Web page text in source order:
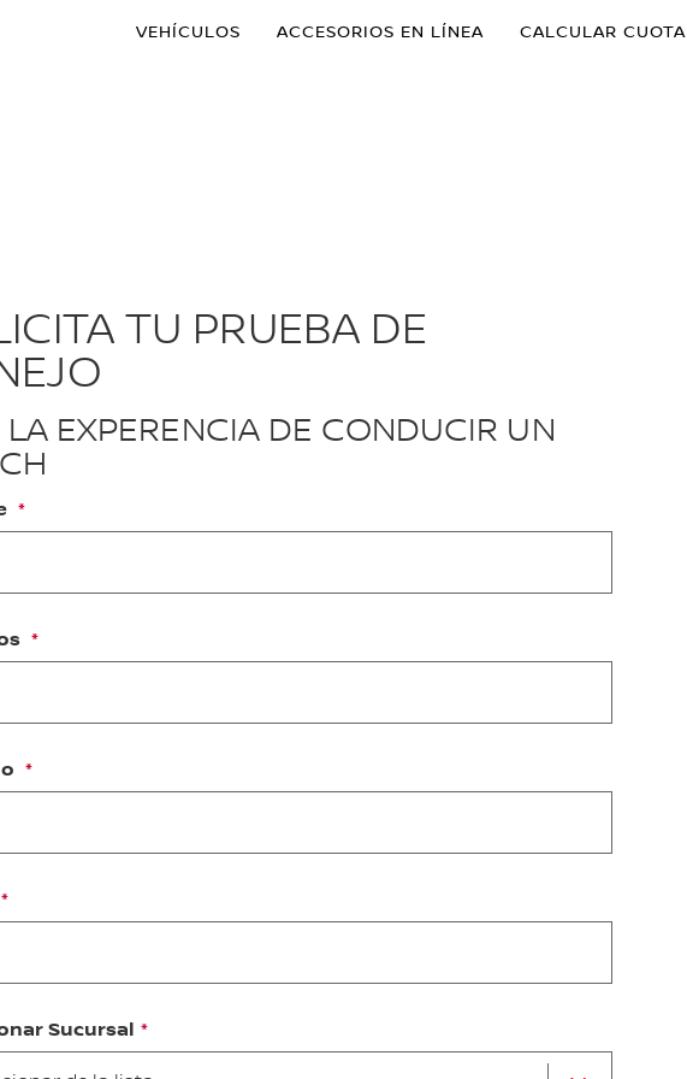
VEHÍCULOS ACCESORIOS EN LÍNEA CALCULAR CUOTA
TU PRUEBA DE
EXPERENCIA DE CONDUCIR UN
Sucursal